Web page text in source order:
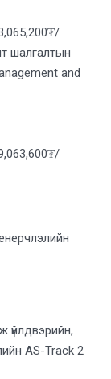
шалгалтын
and
үйлдвэрийн,
AS-Track 2